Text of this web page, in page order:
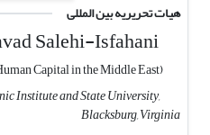
هیات تحریریه بین المللی
Djavad Salehi-Isfahani
(Economic Demography, Human Capital in the Middle East)
Institute and State University,
Blacksburg, Virginia